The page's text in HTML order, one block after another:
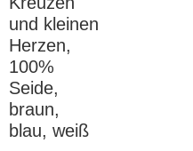
und kleinen
Herzen,
100%
Seide,
braun,
blau, weiß